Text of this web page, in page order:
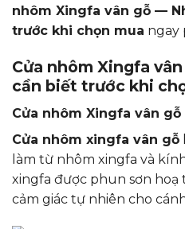
nhôm Xingfa vân gỗ —
trước khi chọn mua ngay
Cửa nhôm Xingfa
cần biết trước khi
Cửa nhôm Xingfa vân gỗ
Cửa nhôm xingfa vân gỗ
làm từ nhôm xingfa và
xingfa được phun sơn hoạ
cảm giác tự nhiên cho